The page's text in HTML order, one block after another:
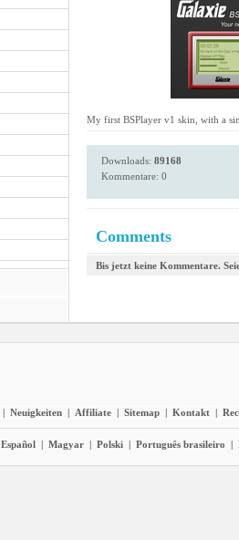
My first BSPlayer v1 skin, with a
Downloads: 89168
Kommentare: 0
Comments
Bis jetzt keine Kommentare.
| Neuigkeiten | Affiliate | Sitemap | Kontakt |
Español | Magyar | Polski | Português brasileiro |